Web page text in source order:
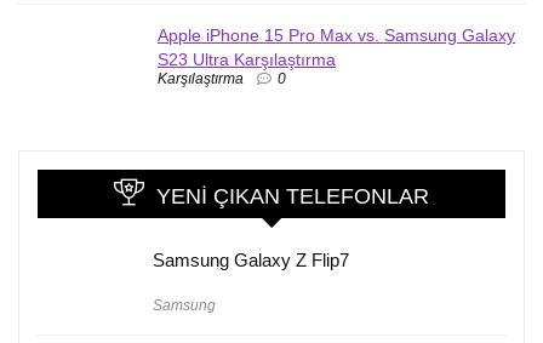
Apple iPhone 15 Pro Max vs. Samsung Galaxy
S23 Ultra Karşılaştırma
Karşılaştırma 0
YENI ÇIKAN TELEFONLAR
Samsung Galaxy Z Flip7
Samsung